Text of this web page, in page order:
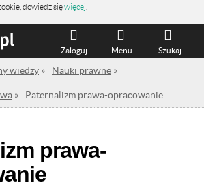
dowiedz sięwięcej
Szukaj
Menu
Zaloguj
wiedzy » Nauki prawne »
» Paternalizm prawa-opracowanie
prawa-